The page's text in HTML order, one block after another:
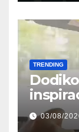
TRENDING
kroz
03/08/